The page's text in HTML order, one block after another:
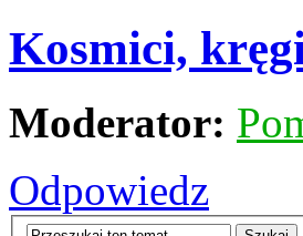
Kosmici,
Moderator:
Odpowiedz